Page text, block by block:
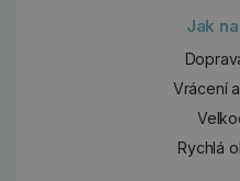
Jak
Vrácení
Rychlá